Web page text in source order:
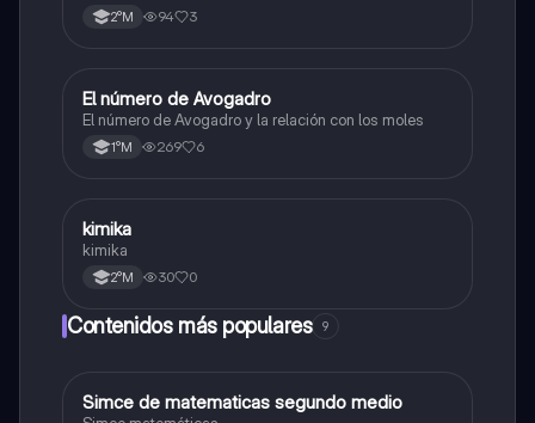
2°M 94 3
Química
El número de Avogadro
El número de Avogadro y la relación con los moles
1°M 269 6
Química
kimika
kimika
2°M 30 0
Contenidos más populares 9
Matemáticas
Simce de matematicas segundo medio